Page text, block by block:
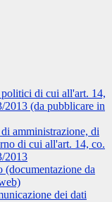
di cui all'art. 14,
2013 (da pubblicare in
amministrazione, di
di cui all'art. 14, co.
2013
(documentazione da
dei dati